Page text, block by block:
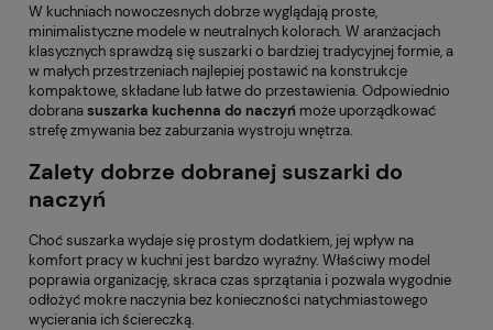
W kuchniach nowoczesnych dobrze wyglądają proste,
minimalistyczne modele w neutralnych kolorach. W aranżacjach
klasycznych sprawdzą się suszarki o bardziej tradycyjnej formie, a
w małych przestrzeniach najlepiej postawić na konstrukcje
kompaktowe, składane lub łatwe do przestawienia. Odpowiednio
dobranasuszarka kuchenna do naczyń może uporządkować
strefę zmywania bez zaburzania wystroju wnętrza.
Zalety dobrze dobranej suszarki do
naczyń
Choć suszarka wydaje się prostym dodatkiem, jej wpływ na
komfort pracy w kuchni jest bardzo wyraźny. Właściwy model
poprawia organizację, skraca czas sprzątania i pozwala wygodnie
odłożyć mokre naczynia bez konieczności natychmiastowego
wycierania ich ściereczką.